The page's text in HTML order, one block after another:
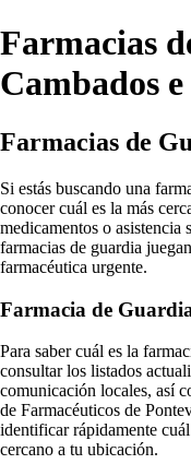
Farmacias
Cambados
Farmacias de
Si estás buscando una
conocer cuál es la más
medicamentos o
farmacias de guardia
farmacéutica urgente.
Farmacia de
Para saber cuál es la
consultar los listados
comunicación locales, así
de Farmacéuticos de
identificar rápidamente
cercano a tu ubicación.